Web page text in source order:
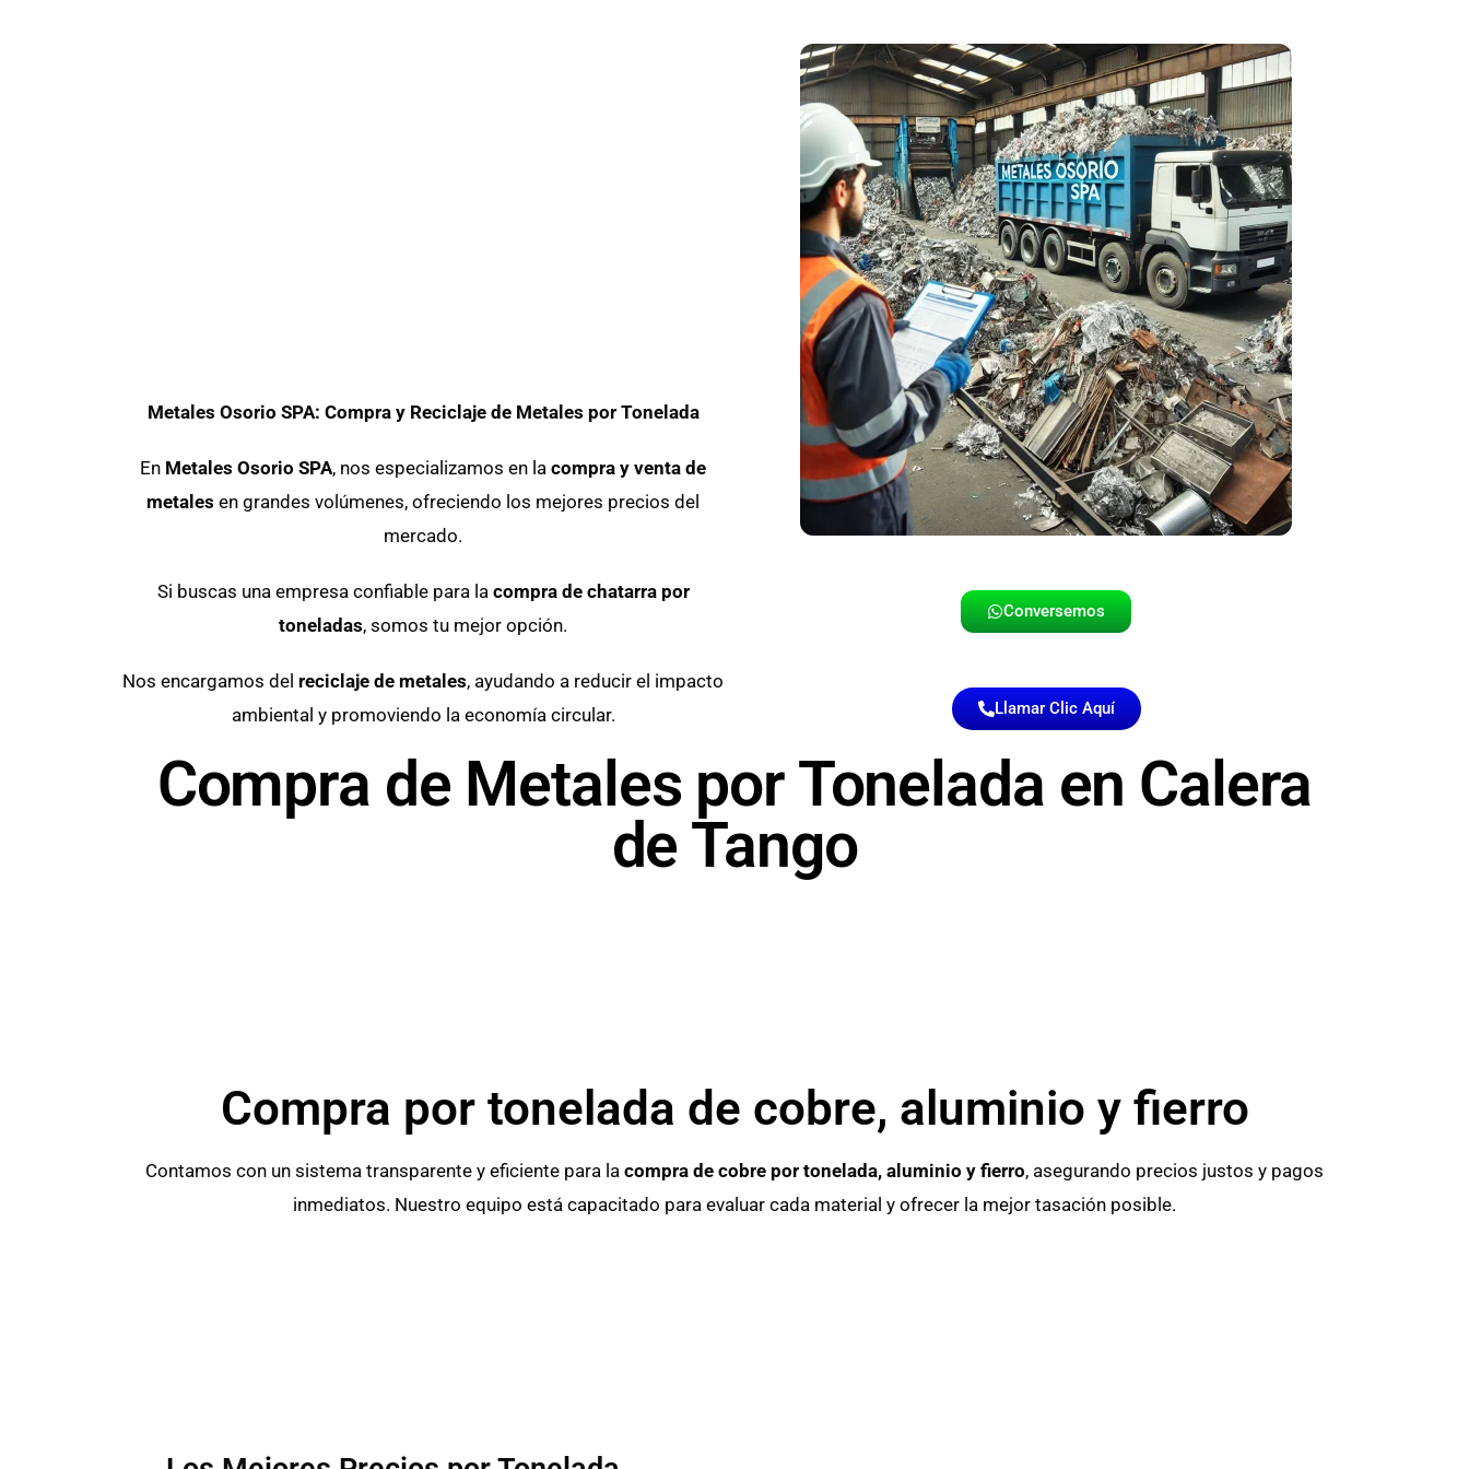
Metales Osorio SPA: Compra y Reciclaje de Metales por Tonelada
En Metales Osorio SPA, nos especializamos en la compra y venta de
metales en grandes volúmenes, ofreciendo los mejores precios del
mercado.
Si buscas una empresa confiable para la compra de chatarra por
toneladas, somos tu mejor opción.
Nos encargamos del reciclaje de metales, ayudando a reducir el impacto
ambiental y promoviendo la economía circular.
Conversemos
Llamar Clic Aquí
Compra de Metales por Tonelada en Calera
de Tango
Compra por tonelada de cobre, aluminio y fierro
Contamos con un sistema transparente y eficiente para la compra de cobre por tonelada, aluminio y fierro, asegurando precios justos y pagos
inmediatos. Nuestro equipo está capacitado para evaluar cada material y ofrecer la mejor tasación posible.